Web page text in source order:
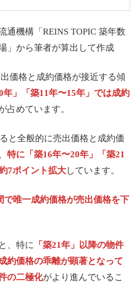
通機構「REINS TOPIC 築年数
」から筆者が算出して作成
価格と成約価格が接近する傾
年」「築11年〜15年」では成約
占めています。
と全般的に売出価格と成約価
特に「築16年〜20年」「築21
7ポイント拡大しています。
で唯一成約価格が売出価格を下
、特に
「築21年」以降の物件
約価格の乖離が顕著となって
の二極化がより進んでいるこ